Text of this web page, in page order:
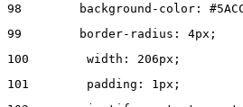
98
background-color:
99
        border-radius: 4px;
100
        width: 206px;
101
        padding: 1px;